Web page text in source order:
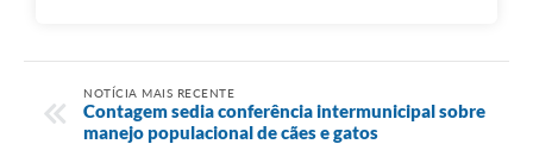
NOTÍCIA MAIS RECENTE
Contagem sedia conferência intermunicipal sobre
manejo populacional de cães e gatos